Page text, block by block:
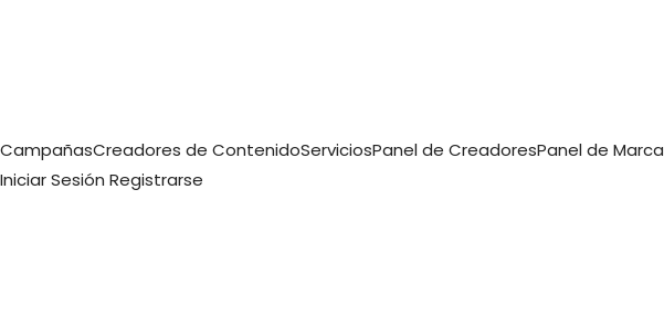
CampañasCreadores de ContenidoServiciosPanel de CreadoresPanel de Marca
Iniciar Sesión Registrarse